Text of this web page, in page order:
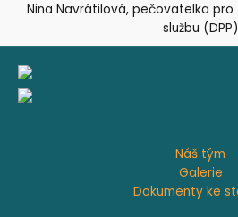
Nina Navrátilová, pečovatelka
službu (DPP)
Náš tým
Galerie
Dokumenty ke